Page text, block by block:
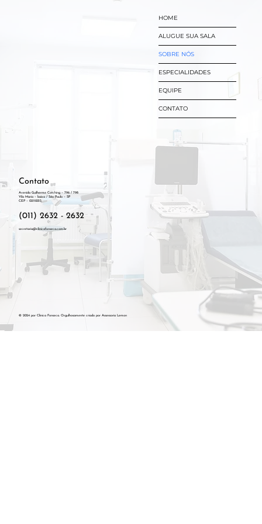
Contato
Avenida Guilherme Cotching – 796 / 798
Vila Maria – baixa / São Paulo – SP
CEP – 02110013
(011) 2632 - 2632
secretaria@clinicafonseca.com.br
HOME
ALUGUE SUA SALA
SOBRE NÓS
ESPECIALIDADES
EQUIPE
CONTATO
© 2024 por Clínica Fonseca. Orgulhosamente criado por Assessoria Lemon